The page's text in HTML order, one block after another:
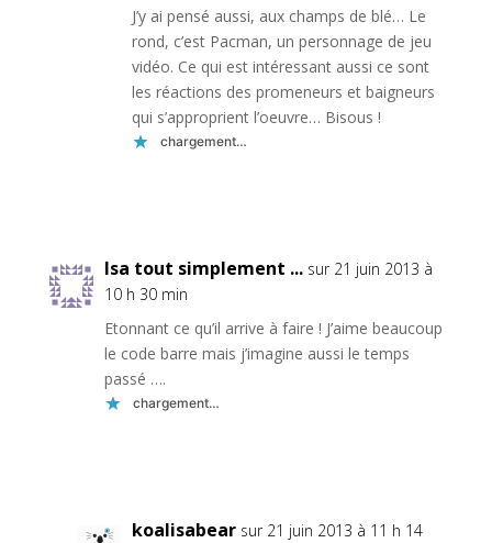
J’y ai pensé aussi, aux champs de blé… Le
rond, c’est Pacman, un personnage de jeu
vidéo. Ce qui est intéressant aussi ce sont
les réactions des promeneurs et baigneurs
qui s’approprient l’oeuvre… Bisous !
chargement…
Isa tout simplement ... sur 21 juin 2013 à
10 h 30 min
Etonnant ce qu’il arrive à faire ! J’aime beaucoup
le code barre mais j’imagine aussi le temps
passé ….
chargement…
koalisabear sur 21 juin 2013 à 11 h 14